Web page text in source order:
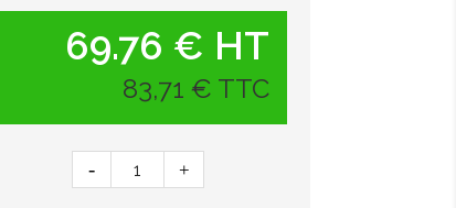
69.76 € HT
83,71 € TTC